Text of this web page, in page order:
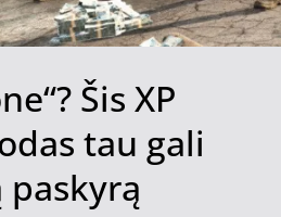
Šis XP
tau gali